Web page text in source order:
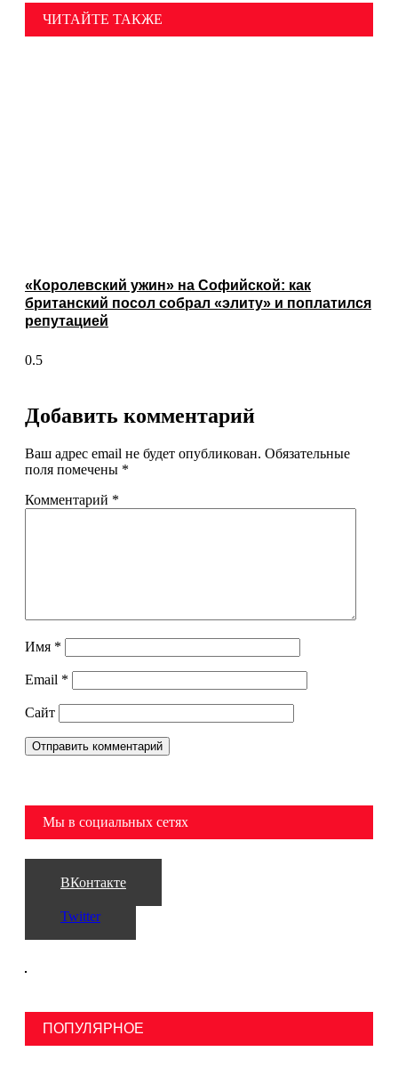
ЧИТАЙТЕ ТАКЖЕ
«Королевский ужин» на Софийской: как
британский посол собрал «элиту» и поплатился
репутацией
Добавить комментарий
Ваш адрес email не будет опубликован. Обязательные
поля помечены *
Комментарий *
Имя *
Email *
Сайт
Мы в социальных сетях
ВКонтакте
Twitter
ПОПУЛЯРНОЕ